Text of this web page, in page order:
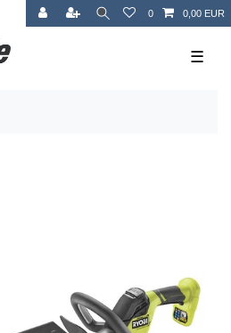
0 0,00 EUR
☰